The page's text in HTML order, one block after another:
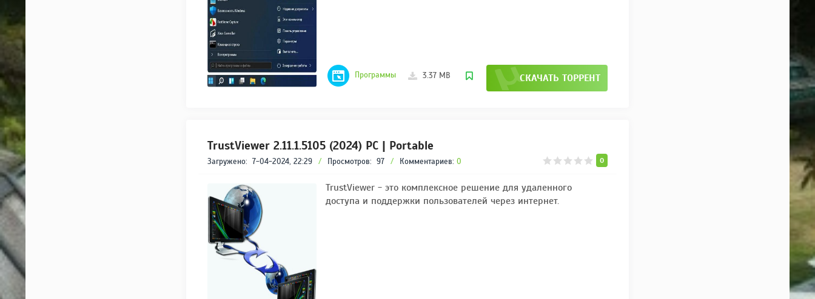
СКАЧАТЬ ТОРРЕНТ
3.37 MB
Программы
TrustViewer 2.11.1.5105 (2024) PC | Portable
0
Загружено: 7-04-2024, 22:29 / Просмотров: 97 / Комментариев: 0
TrustViewer - это комплексное решение для удаленного
доступа и поддержки пользователей через интернет.